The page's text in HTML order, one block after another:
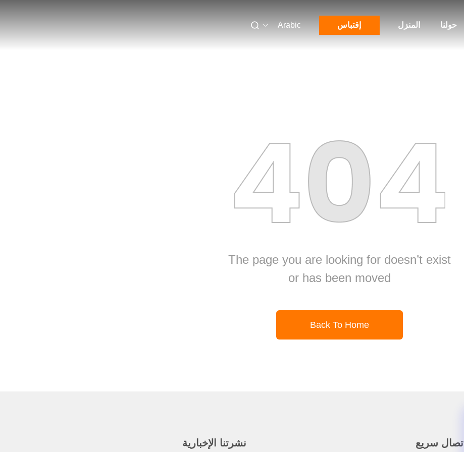
المنزل حولنا إقتباس Arabic
The page you are looking for doesn’t exist
or has been moved
Back To Home
اتصال سريع نشرتنا الإخبارية